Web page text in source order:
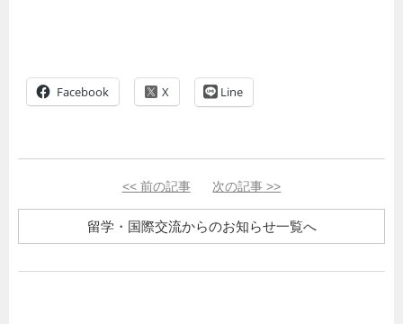
Facebook Line
<< 前の記事 次の記事 >>
留学・国際交流からのお知らせ一覧へ